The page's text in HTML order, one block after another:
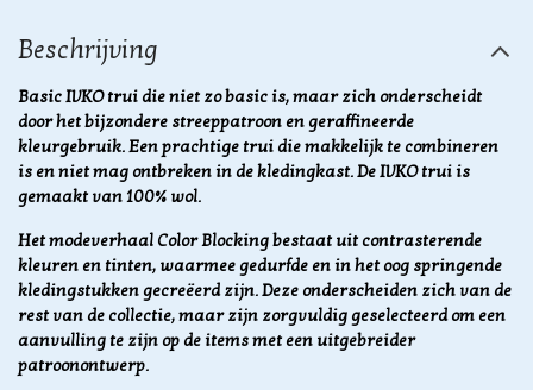
Beschrijving
Basic IVKO trui die niet zo basic is, maar zich onderscheidt
door het bijzondere streeppatroon en geraffineerde
kleurgebruik. Een prachtige trui die makkelijk te combineren
is en niet mag ontbreken in de kledingkast. De IVKO trui is
gemaakt van 100% wol.
Het modeverhaal Color Blocking bestaat uit contrasterende
kleuren en tinten, waarmee gedurfde en in het oog springende
kledingstukken gecreëerd zijn. Deze onderscheiden zich van de
rest van de collectie, maar zijn zorgvuldig geselecteerd om een
aanvulling te zijn op de items met een uitgebreider
patroonontwerp.